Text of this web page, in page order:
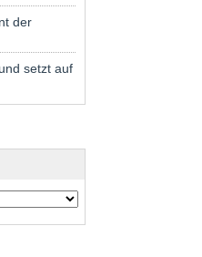
der
setzt auf